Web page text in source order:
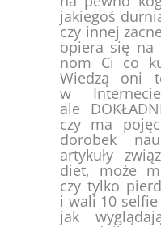
jakiegoś
czy innej
opiera się na
nom Ci co
Wiedzą oni
w
ale
czy ma
dorobek
artykuły
diet, może
czy tylko
i wali 10
jak